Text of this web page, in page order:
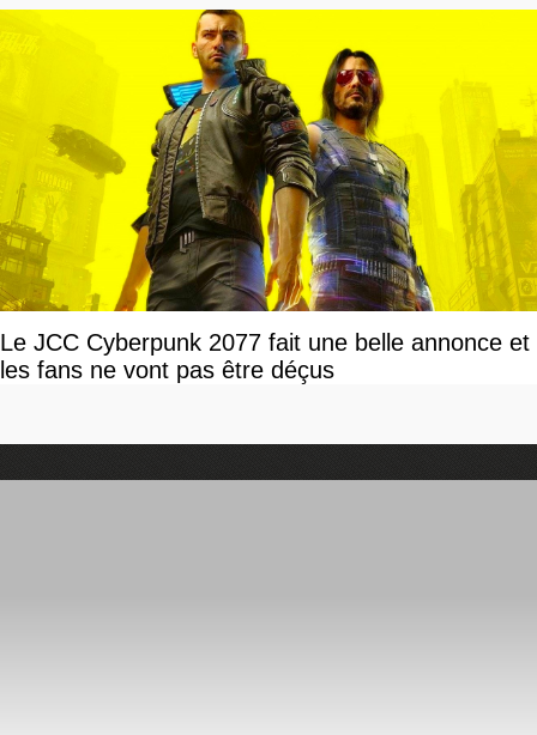
Le JCC Cyberpunk 2077 fait une belle annonce et
les fans ne vont pas être déçus